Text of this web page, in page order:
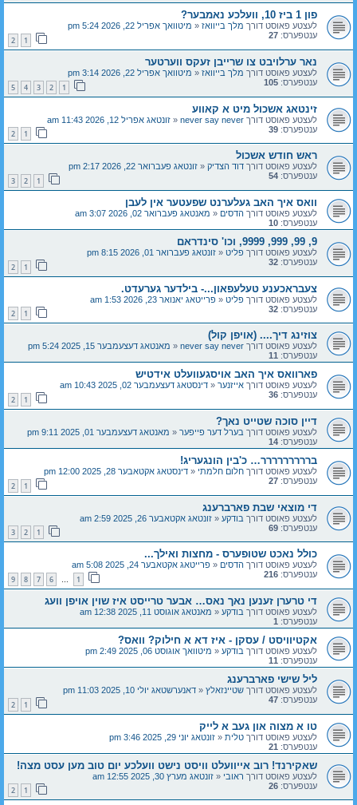
פון 1 ביז 10, וועלכע נאמבער?
לעצטע פאוסט דורך מלך בייוואז « מיטוואך אפריל 22, 2026 5:24 pm
ענטפערס: 27
1
2
נאר ערלויבט צו שרייבן זעקס ווערטער
לעצטע פאוסט דורך מלך בייוואז « מיטוואך אפריל 22, 2026 3:14 pm
ענטפערס: 105
1
2
3
4
5
זינטאג אשכול מיט א קאווע
לעצטע פאוסט דורך never say never
« זונטאג אפריל 12, 2026 11:43 am
ענטפערס: 39
1
2
ראש חודש אשכול
לעצטע פאוסט דורך דוד הצדיק « זונטאג פעברואר 22, 2026 2:17 pm
ענטפערס: 54
1
2
3
וואס איך האב געלערנט שפעטער אין לעבן
לעצטע פאוסט דורך הדסים « מאנטאג פעברואר 02, 2026 3:07 am
ענטפערס: 10
9, 99, 999, 9999, וכו' סינדראם
לעצטע פאוסט דורך פליט « זונטאג פעברואר 01, 2026 8:15 pm
ענטפערס: 32
1
2
צעבראכענע טעלעפאון...- בילדער גערעדט.
לעצטע פאוסט דורך פליט « פרייטאג יאנואר 23, 2026 1:53 am
ענטפערס: 32
1
2
צוזינג דיך.... (אויפן קול)
לעצטע פאוסט דורך never say never
« מאנטאג דעצעמבער 15, 2025 5:24 pm
ענטפערס: 11
פארוואס איך האב אויסגעוועלט אידטיש
לעצטע פאוסט דורך אייזנער « דינסטאג דעצעמבער 02, 2025 10:43 am
ענטפערס: 36
1
2
דיין סוכה שטייט נאך?
לעצטע פאוסט דורך בערל דער פייפער « מאנטאג דעצעמבער 01, 2025 9:11 pm
ענטפערס: 14
בררררררררר… כ'בין הונגעריג!
לעצטע פאוסט דורך חלום חלמתי « דינסטאג אקטאבער 28, 2025 12:00 pm
ענטפערס: 27
1
2
די מוצאי שבת פארברענג
לעצטע פאוסט דורך בודקע « זונטאג אקטאבער 26, 2025 2:59 am
ענטפערס: 69
1
2
3
כולל נאכט שטופערס - מחצות ואילך...
לעצטע פאוסט דורך הדסים « פרייטאג אקטאבער 24, 2025 5:08 am
ענטפערס: 216
1
…
6
7
8
9
די טרערן זענען נאך נאס… אבער טרייסט איז שוין אויפן וועג
לעצטע פאוסט דורך בודקע « מאנטאג אוגוסט 11, 2025 12:38 am
ענטפערס: 1
אקטיוויסט / עסקן - איז דא א חילוק? וואס?
לעצטע פאוסט דורך בודקע « מיטוואך אוגוסט 06, 2025 2:49 pm
ענטפערס: 11
ליל שישי פארברענג
לעצטע פאוסט דורך שטיינזאלץ « דאנערשטאג יולי 10, 2025 11:03 pm
ענטפערס: 47
1
2
טו א מצוה און געב א לייק
לעצטע פאוסט דורך טלית « זונטאג יוני 29, 2025 3:46 pm
ענטפערס: 21
שאקירנד! רוב אייוועלט וויסט נישט וועלכע יום טוב מען עסט מצה!
לעצטע פאוסט דורך ראובי « זונטאג מערץ 30, 2025 12:55 am
ענטפערס: 26
1
2